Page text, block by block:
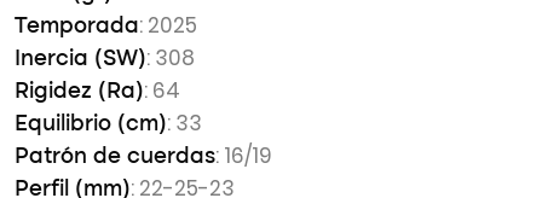
Temporada: 2025
Inercia (SW): 308
Rigidez (Ra): 64
Equilibrio (cm): 33
Patrón de cuerdas: 16/19
Perfil (mm): 22-25-23